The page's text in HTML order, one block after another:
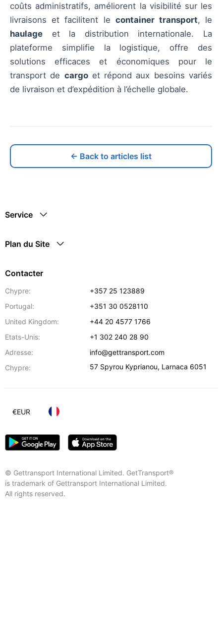
coûts administratifs, améliorent la visibilité sur les
livraisons et facilitent le container transport, le
haulage et la distribution internationale. La
plateforme simplifie la logistique, offre des
solutions efficaces et économiques pour le
transport de cargoet répond aux besoins variés
de livraison et d’expédition à l’échelle globale.
← Back to articles list
Service
Plan du Site
Contacter
Chypre:
+357 25 123889
Portugal:
+351 30 0528110
United Kingdom:
+44 20 4577 1766
Etats-Unis:
+1 302 240 28 90
Adresse:
info@gettransport.com
Chypre:
57 Spyrou Kyprianou, Larnaca 6051
© Gettransport International Limited. GetTransport®
is trademark of Gettransport International Limited.
All rights reserved.
€EUR